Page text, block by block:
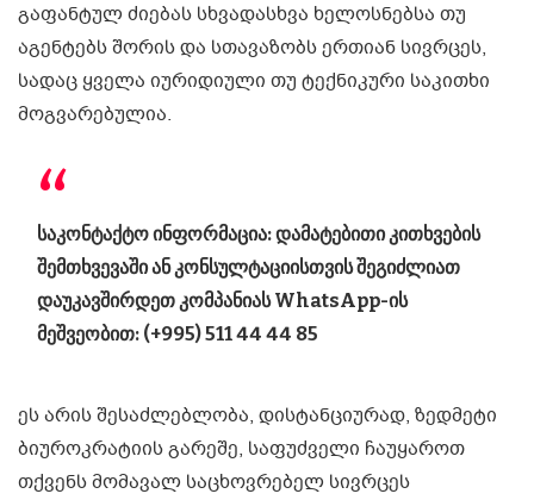
გაფანტულ ძიებას სხვადასხვა ხელოსნებსა თუ
აგენტებს შორის და სთავაზობს ერთიან სივრცეს,
სადაც ყველა იურიდიული თუ ტექნიკური საკითხი
მოგვარებულია.
საკონტაქტო ინფორმაცია:დამატებითი კითხვების
შემთხვევაში ან კონსულტაციისთვის შეგიძლიათ
დაუკავშირდეთ კომპანიას WhatsApp-ის
მეშვეობით: (+995) 511 44 44 85
ეს არის შესაძლებლობა, დისტანციურად, ზედმეტი
ბიუროკრატიის გარეშე, საფუძველი ჩაუყაროთ
თქვენს მომავალ საცხოვრებელ სივრცეს